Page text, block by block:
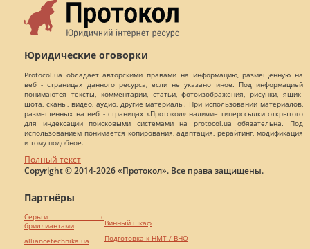
Юридические оговорки
Protocol.ua обладает авторскими правами на информацию, размещенную на
веб - страницах данного ресурса, если не указано иное. Под информацией
понимаются тексты, комментарии, статьи, фотоизображения, рисунки, ящик-
шота, сканы, видео, аудио, другие материалы. При использовании материалов,
размещенных на веб - страницах «Протокол» наличие гиперссылки открытого
для индексации поисковыми системами на protocol.ua обязательна. Под
использованием понимается копирования, адаптация, рерайтинг, модификация
и тому подобное.
Полный текст
Copyright © 2014-2026 «Протокол». Все права защищены.
Партнёры
Серьги с
бриллиантами
alliancetechnika.ua
Винный шкаф
Подготовка к НМТ / ВНО